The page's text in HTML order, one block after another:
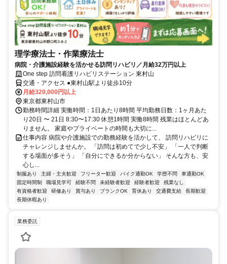
理学療法士・作業療法士
病院・介護施設経験を活かせる訪問リハビリ／月給32万円以上
One step 訪問看護リハビリステーション 東村山
交通・アクセス ●東村山駅より徒歩10分
月給320,000円以上
東京都東村山市
勤務時間詳細 実働時間：1日あたり8時間 平均勤務日数：1ヶ月あた
り20日 〜 21日 8:30〜17:30 休憩1時間 実働8時間 残業はほとんどあ
りません。 家庭やプライベートの時間も大切に...
仕事内容 病院や介護施設での勤務経験を活かして、 訪問リハビリに
チャレンジしませんか。 「訪問は初めてで少し不安」 「一人で判断
する場面が多そう」 「自分にできるか分からない」 そんな方も、安
心し...
制服あり 主婦・主夫歓迎 フリーター歓迎 バイク通勤OK 学歴不問
車通勤OK
固定時間制
職場見学可 経験不問 未経験者歓迎 経験者歓迎
残業なし
有資格者歓迎
研修あり 賞与あり ブランクOK 育休あり 交通費支給
長期歓迎
長期休暇あり
業務委託